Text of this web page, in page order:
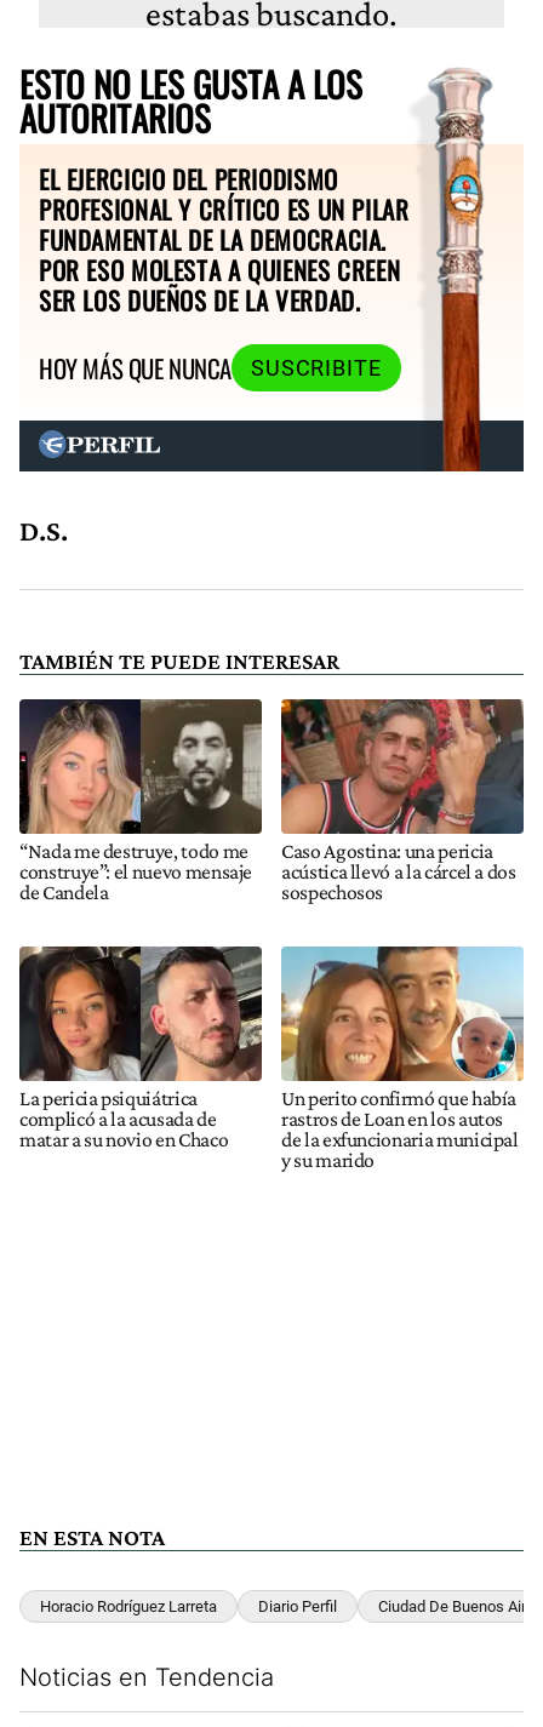
ESTO NO LES GUSTA A LOS
AUTORITARIOS
EL EJERCICIO DEL PERIODISMO
PROFESIONAL Y CRÍTICO ES UN PILAR
FUNDAMENTAL DE LA DEMOCRACIA.
POR ESO MOLESTA A QUIENES CREEN
SER LOS DUEÑOS DE LA VERDAD.
HOY MÁS QUE NUNCA
SUSCRIBITE
D.S.
TAMBIÉN TE PUEDE INTERESAR
“Nada me destruye, todo me
construye”: el nuevo mensaje
de Candela
Caso Agostina: una pericia
acústica llevó a la cárcel a dos
sospechosos
La pericia psiquiátrica
complicó a la acusada de
matar a su novio en Chaco
Un perito confirmó que había
rastros de Loan en los autos
de la exfuncionaria municipal
y su marido
EN ESTA NOTA
Horacio Rodríguez Larreta Diario Perfil Ciudad De Buenos Aires
Noticias en Tendencia